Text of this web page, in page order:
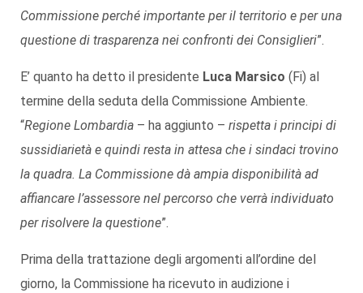
Commissione perché importante per il territorio e per una
questione di trasparenza nei confronti dei Consiglieri”.
E’ quanto ha detto il presidente Luca Marsico (Fi) al
termine della seduta della Commissione Ambiente.
“Regione Lombardia – ha aggiunto – rispetta i principi di
sussidiarietà e quindi resta in attesa che i sindaci trovino
la quadra. La Commissione dà ampia disponibilità ad
affiancare l’assessore nel percorso che verrà individuato
per risolvere la questione”.
Prima della trattazione degli argomenti all’ordine del
giorno, la Commissione ha ricevuto in audizione i